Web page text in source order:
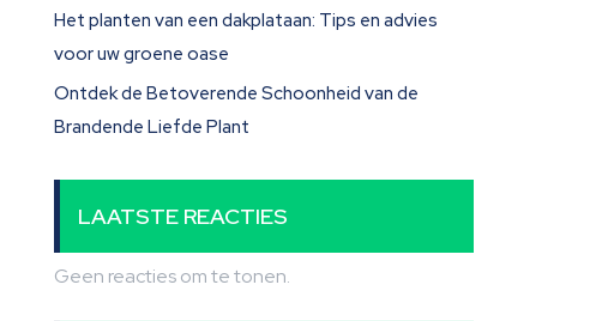
Het planten van een dakplataan: Tips en advies
voor uw groene oase
Ontdek de Betoverende Schoonheid van de
Brandende Liefde Plant
LAATSTE REACTIES
Geen reacties om te tonen.